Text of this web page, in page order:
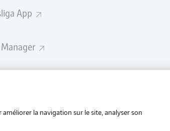
App
la navigation sur le site, analyser son